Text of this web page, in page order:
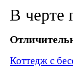
В черте
Коттедж с